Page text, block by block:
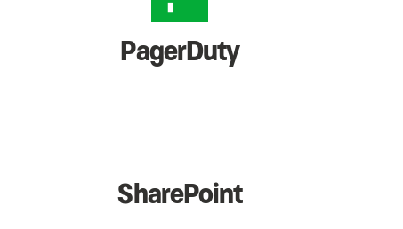
PagerDuty
SharePoint